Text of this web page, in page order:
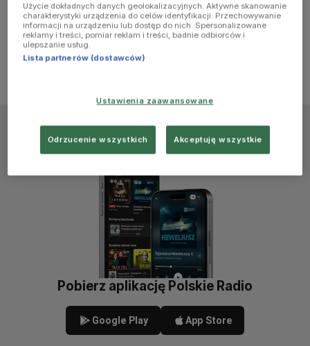
more
information)
Pobierz aplikację Polskie Radio
Google Play App Store
Użycie dokładnych danych geolokalizacyjnych. Aktywne skanowanie
charakterystyki urządzenia do celów identyfikacji. Przechowywanie
informacji na urządzeniu lub dostęp do nich. Spersonalizowane
reklamy i treści, pomiar reklam i treści, badnie odbiorców i
ulepszanie usług.
Lista partnerów (dostawców)
Ustawienia zaawansowane
Odrzucenie wszystkich Akceptuję wszystkie